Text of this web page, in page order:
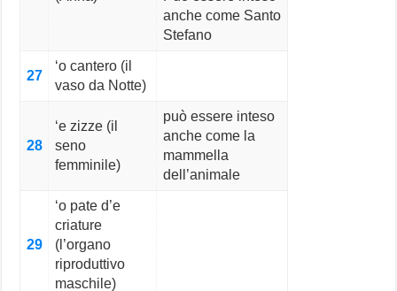
anche come Santo
Stefano
27
‘o cantero (il
vaso da Notte)
28
‘e zizze (il
seno
femminile)
può essere inteso
anche come la
mammella
dell’animale
29
‘o pate d’e
criature
(l’organo
riproduttivo
maschile)